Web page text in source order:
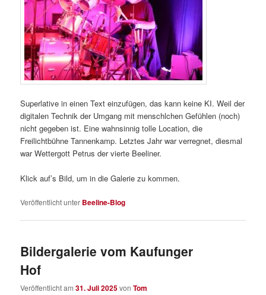
Superlative in einen Text einzufügen, das kann keine KI. Weil der
digitalen Technik der Umgang mit menschlchen Gefühlen (noch)
nicht gegeben ist. Eine wahnsinnig tolle Location, die
Freilichtbühne Tannenkamp. Letztes Jahr war verregnet, diesmal
war Wettergott Petrus der vierte Beeliner.
Klick auf’s Bild, um in die Galerie zu kommen.
Veröffentlicht unter Beeline-Blog
Bildergalerie vom Kaufunger
Hof
Veröffentlicht am31. Juli 2025vonTom